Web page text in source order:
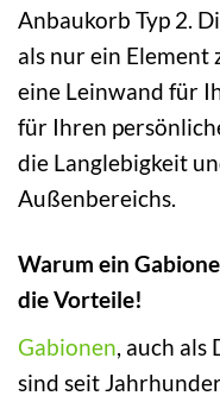
Anbaukorb Typ 2.
als nur ein
eine Leinwand für
für Ihren
die Langlebigkeit
Außenbereichs.
Warum ein
die Vorteile!
Gabionen, auch
sind seit